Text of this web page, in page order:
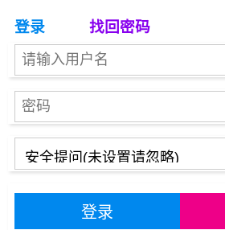
登录 找回密码
登录